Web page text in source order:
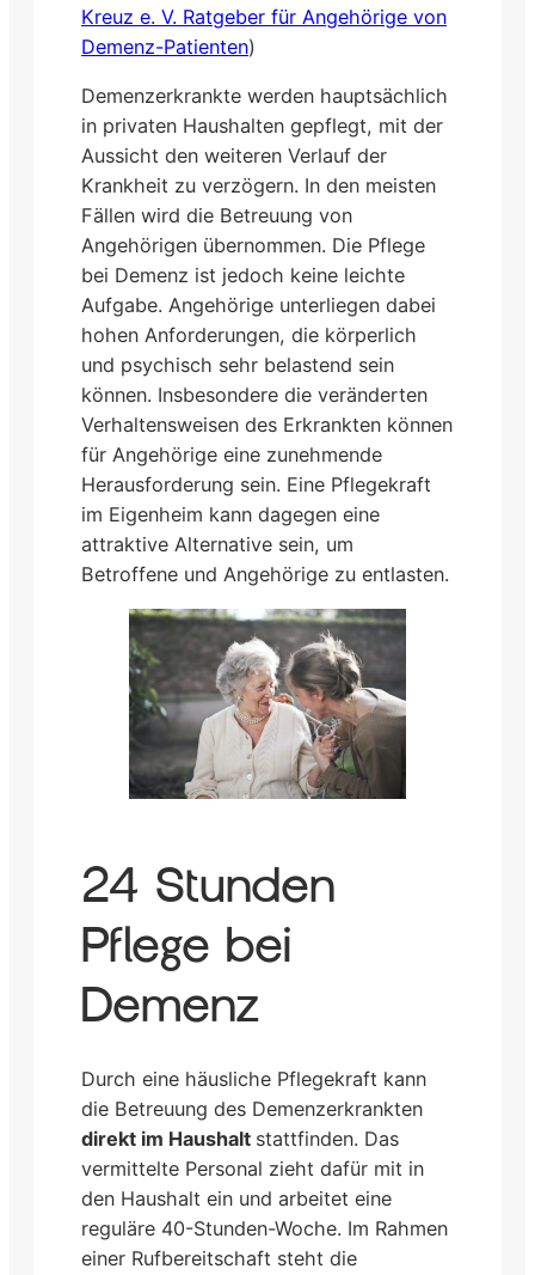
Kreuz e. V. Ratgeber für Angehörige von
Demenz-Patienten)
Demenzerkrankte werden hauptsächlich
in privaten Haushalten gepflegt, mit der
Aussicht den weiteren Verlauf der
Krankheit zu verzögern. In den meisten
Fällen wird die Betreuung von
Angehörigen übernommen. Die Pflege
bei Demenz ist jedoch keine leichte
Aufgabe. Angehörige unterliegen dabei
hohen Anforderungen, die körperlich
und psychisch sehr belastend sein
können. Insbesondere die veränderten
Verhaltensweisen des Erkrankten können
für Angehörige eine zunehmende
Herausforderung sein. Eine Pflegekraft
im Eigenheim kann dagegen eine
attraktive Alternative sein, um
Betroffene und Angehörige zu entlasten.
24 Stunden
Pflege bei
Demenz
Durch eine häusliche Pflegekraft kann
die Betreuung des Demenzerkrankten
direkt im Haushalt stattfinden. Das
vermittelte Personal zieht dafür mit in
den Haushalt ein und arbeitet eine
reguläre 40-Stunden-Woche. Im Rahmen
einer Rufbereitschaft steht die